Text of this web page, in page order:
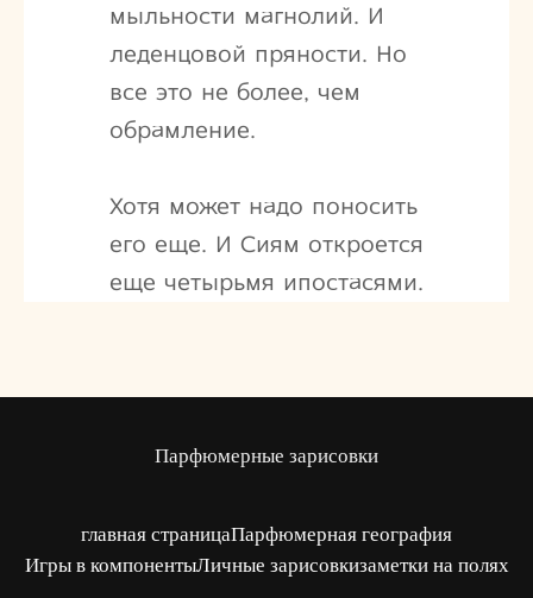
мыльности магнолий. И
леденцовой пряности. Но
все это не более, чем
обрамление.
Хотя может надо поносить
его еще. И Сиям откроется
еще четырьмя ипостасями.
Парфюмерные зарисовки
главная страницаПарфюмерная география
Игры в компонентыЛичные зарисовкизаметки на полях